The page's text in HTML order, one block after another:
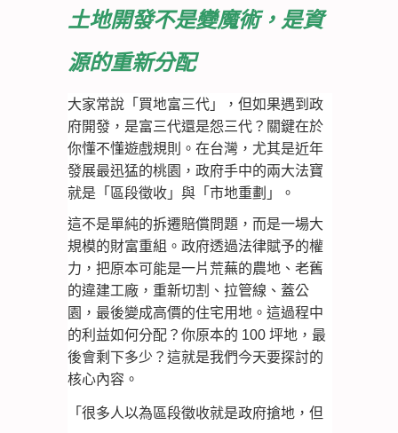
土地開發不是變魔術，是資
源的重新分配
大家常說「買地富三代」，但如果遇到政
府開發，是富三代還是怨三代？關鍵在於
你懂不懂遊戲規則。在台灣，尤其是近年
發展最迅猛的桃園，政府手中的兩大法寶
就是「區段徵收」與「市地重劃」。
這不是單純的拆遷賠償問題，而是一場大
規模的財富重組。政府透過法律賦予的權
力，把原本可能是一片荒蕪的農地、老舊
的違建工廠，重新切割、拉管線、蓋公
園，最後變成高價的住宅用地。這過程中
的利益如何分配？你原本的 100 坪地，最
後會剩下多少？這就是我們今天要探討的
核心內容。
「很多人以為區段徵收就是政府搶地，但